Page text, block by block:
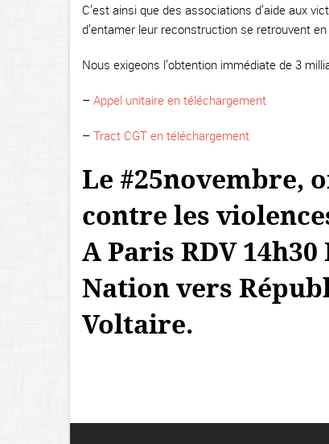
C’est ainsi que des associations d’aide aux
d’entamer leur reconstruction se retrouvent
Nous exigeons l’obtention immédiate de 3
– Appel unitaire en téléchargement
– Tract CGT en téléchargement
Le #25novembre,
contre les
A Paris RDV
Nation vers
Voltaire.